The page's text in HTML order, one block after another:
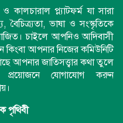
প্ল্যাটফর্ম যা সারা
বৈচিত্র্যতা, ভাষা ও সংস্কৃতিকে
চাইলে আপনিও আদিবাসী
কিংবা আপনার নিজের কমিউনিটি
আপনার জাতিসত্ত্বার কথা তুলে
যোগাযোগ করুন
পৃথিবী